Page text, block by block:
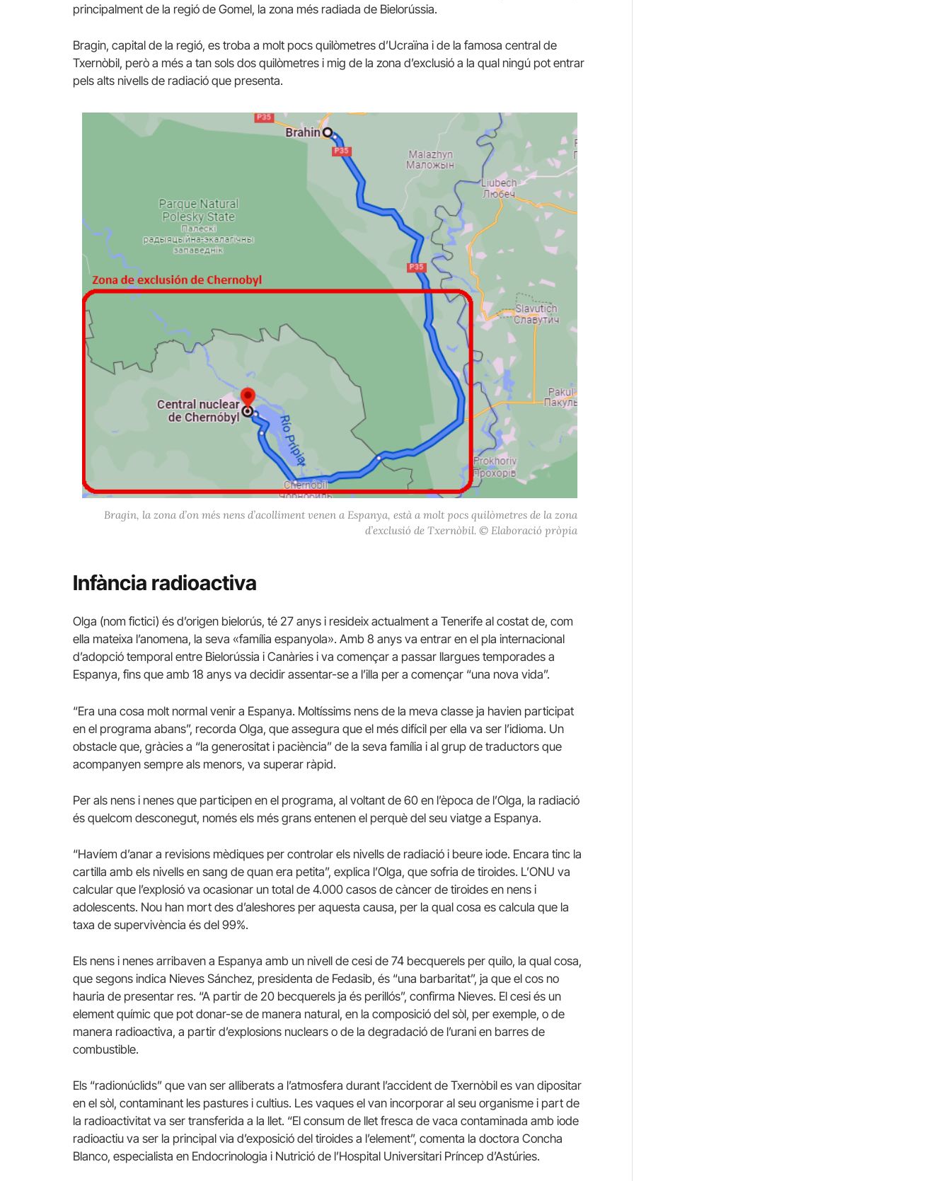
principalment de la regió de Gomel, la zona més radiada de Bielorússia.
Bragin, capital de la regió, es troba a molt pocs quilòmetres d’Ucraïna i de la famosa central de
Txernòbil, però a més a tan sols dos quilòmetres i mig de la zona d’exclusió a la qual ningú pot entrar
pels alts nivells de radiació que presenta.
Bragin, la zona d’on més nens d’acolliment venen a Espanya, està a molt pocs quilòmetres de la zona
d’exclusió de Txernòbil. © Elaboració pròpia
Infància radioactiva
Olga (nom fictici) és d’origen bielorús, té 27 anys i resideix actualment a Tenerife al costat de, com
ella mateixa l’anomena, la seva «família espanyola». Amb 8 anys va entrar en el pla internacional
d’adopció temporal entre Bielorússia i Canàries i va començar a passar llargues temporades a
Espanya, fins que amb 18 anys va decidir assentar-se a l’illa per a començar “una nova vida”.
“Era una cosa molt normal venir a Espanya. Moltíssims nens de la meva classe ja havien participat
en el programa abans”, recorda Olga, que assegura que el més difícil per ella va ser l’idioma. Un
obstacle que, gràcies a “la generositat i paciència” de la seva família i al grup de traductors que
acompanyen sempre als menors, va superar ràpid.
Per als nens i nenes que participen en el programa, al voltant de 60 en l’època de l’Olga, la radiació
és quelcom desconegut, només els més grans entenen el perquè del seu viatge a Espanya.
“Havíem d’anar a revisions mèdiques per controlar els nivells de radiació i beure iode. Encara tinc la
cartilla amb els nivells en sang de quan era petita”, explica l’Olga, que sofria de tiroides. L’ONU va
calcular que l’explosió va ocasionar un total de 4.000 casos de càncer de tiroides en nens i
adolescents. Nou han mort des d’aleshores per aquesta causa, per la qual cosa es calcula que la
taxa de supervivència és del 99%.
Els nens i nenes arribaven a Espanya amb un nivell de cesi de 74 becquerels per quilo, la qual cosa,
que segons indica Nieves Sánchez, presidenta de Fedasib, és “una barbaritat”, ja que el cos no
hauria de presentar res. “A partir de 20 becquerels ja és perillós”, confirma Nieves. El cesi és un
element químic que pot donar-se de manera natural, en la composició del sòl, per exemple, o de
manera radioactiva, a partir d’explosions nuclears o de la degradació de l’urani en barres de
combustible.
Els “radionúclids” que van ser alliberats a l’atmosfera durant l’accident de Txernòbil es van dipositar
en el sòl, contaminant les pastures i cultius. Les vaques el van incorporar al seu organisme i part de
la radioactivitat va ser transferida a la llet. “El consum de llet fresca de vaca contaminada amb iode
radioactiu va ser la principal via d’exposició del tiroides a l’element”, comenta la doctora Concha
Blanco, especialista en Endocrinologia i Nutrició de l’Hospital Universitari Príncep d’Astúries.